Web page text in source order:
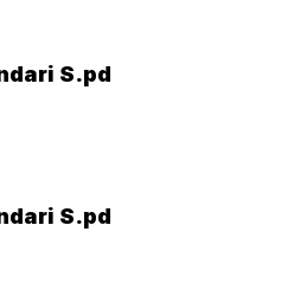
S.pd
S.pd